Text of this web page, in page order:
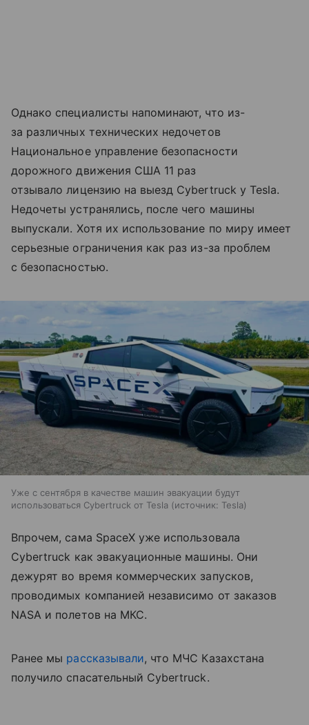
Однако специалисты напоминают, что из-
за различных технических недочетов
Национальное управление безопасности
дорожного движения США 11 раз
отзывало лицензию на выезд Cybertruck у Tesla.
Недочеты устранялись, после чего машины
выпускали. Хотя их использование по миру имеет
серьезные ограничения как раз из-за проблем
с безопасностью.
Уже с сентября в качестве машин эвакуации будут
использоваться Cybertruck от Tesla
источник: Tesla
Впрочем, сама SpaceX уже использовала
Cybertruck как эвакуационные машины. Они
дежурят во время коммерческих запусков,
проводимых компанией независимо от заказов
NASA и полетов на МКС.
Ранее мы рассказывали, что МЧС Казахстана
получило спасательный Cybertruck.